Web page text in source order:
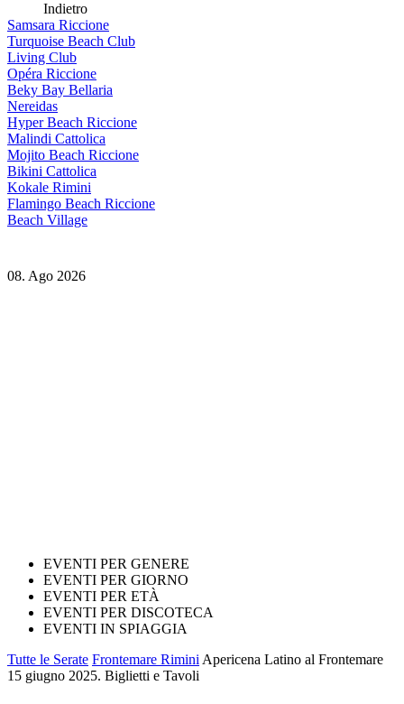
Indietro
Samsara Riccione
Turquoise Beach Club
Living Club
Opéra Riccione
Beky Bay Bellaria
Nereidas
Hyper Beach Riccione
Malindi Cattolica
Mojito Beach Riccione
Bikini Cattolica
Kokale Rimini
Flamingo Beach Riccione
Beach Village
08. Ago 2026
EVENTI PER GENERE
EVENTI PER GIORNO
EVENTI PER ETÀ
EVENTI PER DISCOTECA
EVENTI IN SPIAGGIA
Tutte le Serate Frontemare Rimini Apericena Latino al Frontemare
15 giugno 2025. Biglietti e Tavoli